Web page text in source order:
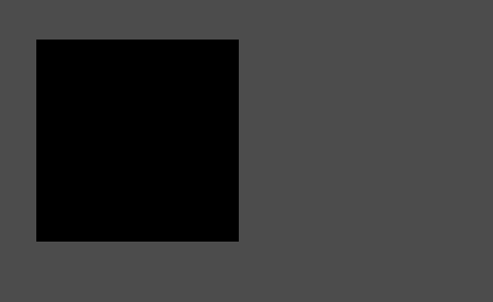
denne unikke lysestage naturens charme med tidløs sofistikering.